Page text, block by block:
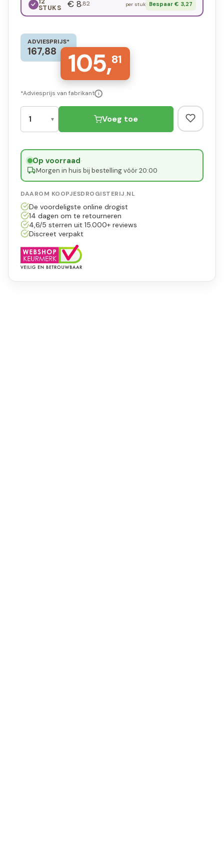
STUKS € 8,82 per stuk Bespaar € 3,27
ADVIESPRIJS*
167,88 105,81
*Adviesprijs van fabrikant i
Voeg toe
Op voorraad·
Morgen in huis bij bestelling vóór 20:00
DAAROM KOOPJESDROGISTERIJ.NL
De voordeligste online drogist
14 dagen om te retourneren
4,6/5 sterren uit 15.000+ reviews
Discreet verpakt